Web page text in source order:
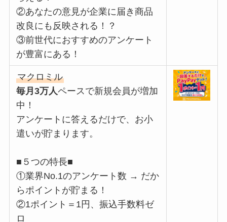
②あなたの意見が企業に届き商品
改良にも反映される！？
③前世代におすすめのアンケート
が豊富にある！
マクロミル
毎月3万人ペースで新規会員が増加
中！
アンケートに答えるだけで、お小
遣いが貯まります。
■５つの特長■
①業界No.1のアンケート数 → だか
らポイントが貯まる！
②1ポイント＝1円、振込手数料ゼ
ロ